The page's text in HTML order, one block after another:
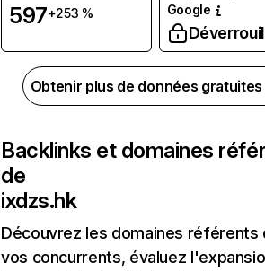
597+253 %
Google
Obtenir plus de données
Backlinks et domaines
de
ixdzs.hk
Découvrez les domaines référents
vos concurrents, évaluez